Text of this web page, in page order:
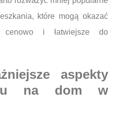
które mogą okazać
cenowo i łatwiejsze do
aspekty
na dom w